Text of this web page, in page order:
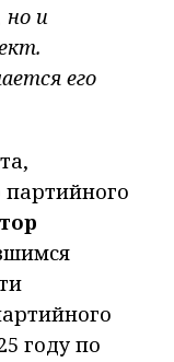
но и
его
году по